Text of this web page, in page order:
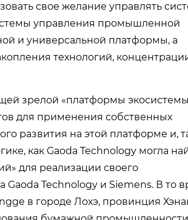
свое желание управлять
управления промышленной
и универсальной платформы, а
технологий,
зрелой «платформы экосистемы
для применения собственных
развития на этой платформе и,
как Gaoda Technology могла
для реализации своего
Gaoda Technology и Siemens. В то
в городе Лохэ, провинция